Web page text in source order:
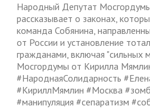
Народный Депутат
рассказывает о законах,
команда Собянина,
от России и установление
гражданами, включая "сильных
Мосгордумы от Кирилла
#НароднаяСолидарность
#КириллМямлин #Москва
#манипуляция #сепаратизм